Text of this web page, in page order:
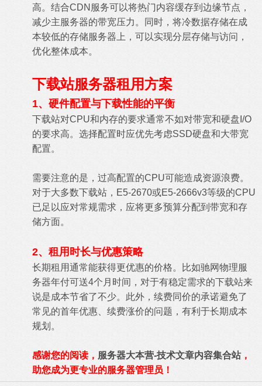
高。结合CDN服务可以将热门内容缓存到边缘节点，
减少主服务器的带宽压力。同时，将冷数据存储在成
本较低的存储服务器上，可以实现分层存储与访问，
优化整体成本。
下载站服务器租用方案
1、硬件配置与下载性能的平衡
下载站对CPU和内存的要求通常不如对带宽和硬盘I/O
的要求高。选择配置时应优先考虑SSD硬盘和大带宽
配置。
需要注意的是，过高配置的CPU可能造成资源浪费。
对于大多数下载站，E5-2670或E5-2666v3等级的CPU
已足以应对常规需求，应将更多预算分配到带宽和存
储方面。
2、租用时长与优惠策略
长期租用通常能获得更优惠的价格。比如驰网物理服
务器年付可送4个月时间，对于有稳定需求的下载站来
说是成本节省了不少。此外，续费同价的承诺避免了
常见的首年优惠、续费涨价的问题，有利于长期成本
规划。
感谢您的阅读， 服务器大本营-技术文章内容集合站，
助您成为更专业的服务器管理员！